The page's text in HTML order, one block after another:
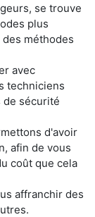
se trouve
plus
méthodes
avec
techniciens
sécurité
d'avoir
afin de vous
coût que cela
affranchir des